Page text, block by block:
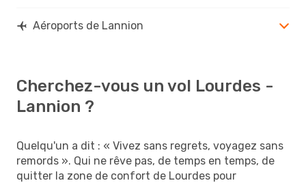
Aéroports de Lannion
Cherchez-vous un vol Lourdes -
Lannion ?
Quelqu'un a dit : « Vivez sans regrets, voyagez sans
remords ». Qui ne rêve pas, de temps en temps, de
quitter la zone de confort de Lourdes pour